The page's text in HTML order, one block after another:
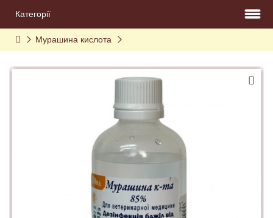
Категорії
Мурашина кислота